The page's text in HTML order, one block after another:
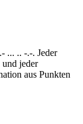
... .. -.-. Jeder
jeder
aus Punkten